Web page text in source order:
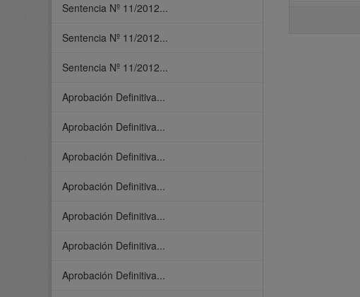
Sentencia Nº 11/2012...
Sentencia Nº 11/2012...
Sentencia Nº 11/2012...
Aprobación Definitiva...
Aprobación Definitiva...
Aprobación Definitiva...
Aprobación Definitiva...
Aprobación Definitiva...
Aprobación Definitiva...
Aprobación Definitiva...